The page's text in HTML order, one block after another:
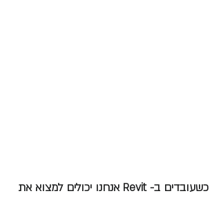
כשעובדים ב- Revit אנחנו יכולים למצוא את